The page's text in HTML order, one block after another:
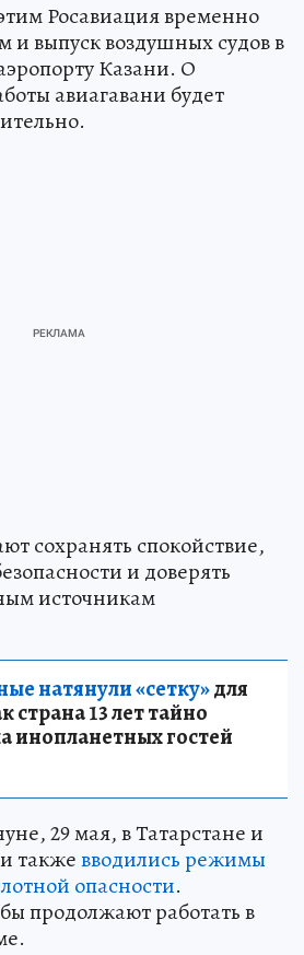
Росавиация временно
и выпуск воздушных судов в
Казани. О
авиагавани будет
сохранять спокойствие,
и доверять
источникам
натянули «сетку»для
страна 13 лет тайно
инопланетных гостей
29 мая, в Татарстане и
такжевводились режимы
опасности.
продолжают работать в